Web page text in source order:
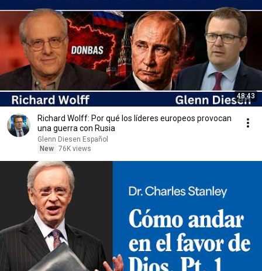
48:43
Richard Wolff: Por qué los líderes europeos provocan
una guerra con Rusia
Glenn Diesen Español
New 76K views